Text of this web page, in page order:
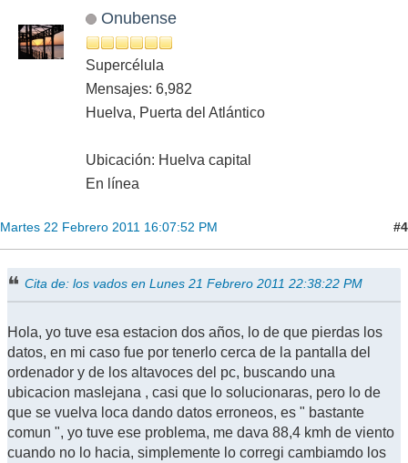
Onubense
Supercélula
Mensajes: 6,982
Huelva, Puerta del Atlántico
Ubicación: Huelva capital
En línea
Martes 22 Febrero 2011 16:07:52 PM #4
Cita de: los vados en Lunes 21 Febrero 2011 22:38:22 PM
Hola, yo tuve esa estacion dos años, lo de que pierdas los
datos, en mi caso fue por tenerlo cerca de la pantalla del
ordenador y de los altavoces del pc, buscando una
ubicacion maslejana , casi que lo solucionaras, pero lo de
que se vuelva loca dando datos erroneos, es " bastante
comun ", yo tuve ese problema, me dava 88,4 kmh de viento
cuando no lo hacia, simplemente lo corregi cambiamdo los